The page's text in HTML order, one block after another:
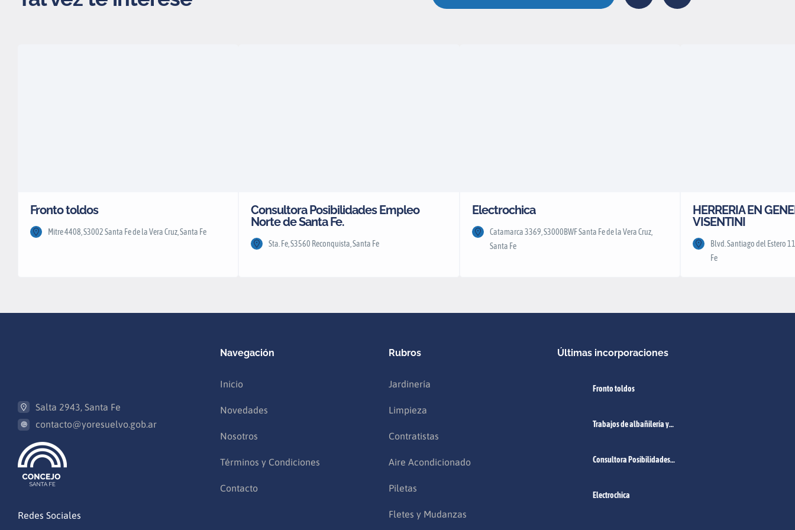
Fronto toldos
Mitre 4408, S3002 Santa Fe de la Vera Cruz, Santa Fe
Consultora Posibilidades Empleo
Norte de Santa Fe.
Sta. Fe, S3560 Reconquista, Santa Fe
Electrochica
Catamarca 3369, S3000BWF Santa Fe de la Vera Cruz,
Santa Fe
HERRERIA EN
VISENTINI
Blvd. Santiago del Estero
Fe
Salta 2943, Santa Fe
contacto@yoresuelvo.gob.ar
Redes Sociales
Navegación
Inicio
Novedades
Nosotros
Términos y Condiciones
Contacto
Rubros
Jardinería
Limpieza
Contratistas
Aire Acondicionado
Piletas
Fletes y Mudanzas
Últimas incorporaciones
Fronto toldos
Trabajos de albañilería y
Consultora Posibilidades
Electrochica